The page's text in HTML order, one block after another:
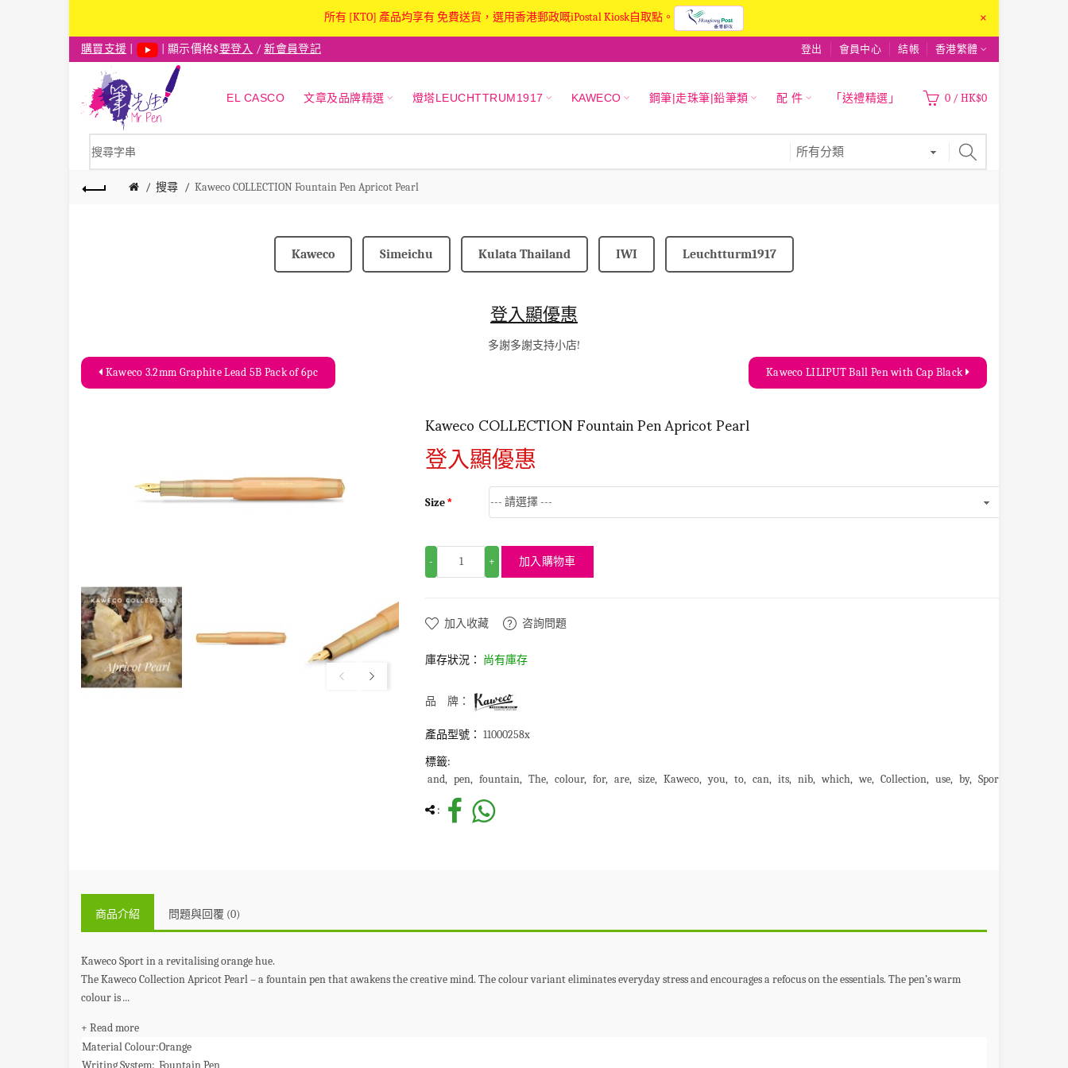
所有 [KTO] 產品均享有 免費送貨，選用香港郵政嘅iPostal Kiosk自取點。 ×
購買支援 | 顯示價格$要登入 /新會員登記 登出 會員中心 結帳 香港繁體
EL CASCO 文章及品牌精選 燈塔LEUCHTTRUM1917 KAWECO 鋼筆|走珠筆|鉛筆類 配 件 「送禮精選」 0 / HK$0
搜尋 Kaweco COLLECTION Fountain Pen Apricot Pearl
Kaweco Simeichu Kulata Thailand IWI Leuchtturm1917
登入顯優惠
多謝多謝支持小店!
Kaweco 3.2mm Graphite Lead 5B Pack of 6pc
Kaweco LILIPUT Ball Pen with Cap Black
Kaweco COLLECTION Fountain Pen Apricot Pearl
登入顯優惠
Size
- + 加入購物車
加入收藏 咨詢問題
庫存狀況： 尚有庫存
品 牌：
產品型號： 11000258x
標籤:
and
pen fountain The colour for are size Kaweco you to can its nib which we Collection use by Sport
:
商品介紹 問題與回覆 (0)
Kaweco Sport in a revitalising orange hue.
The Kaweco Collection Apricot Pearl – a fountain pen that awakens the creative mind. The colour variant eliminates everyday stress and encourages a refocus on the essentials. The pen’s warm
colour is...
+ Read more
Material Colour:Orange
Writing System: Fountain Pen